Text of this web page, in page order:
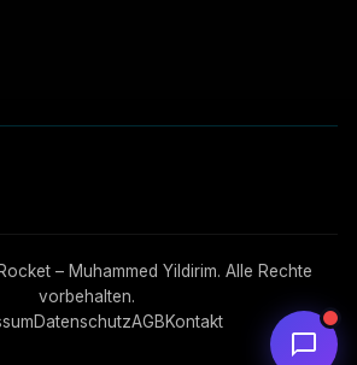
– Muhammed Yildirim. Alle Rechte
vorbehalten.
DatenschutzAGBKontakt